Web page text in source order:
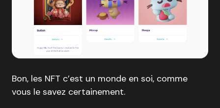
Bon, les NFT c’est un monde en soi, comme
vous le savez certainement.